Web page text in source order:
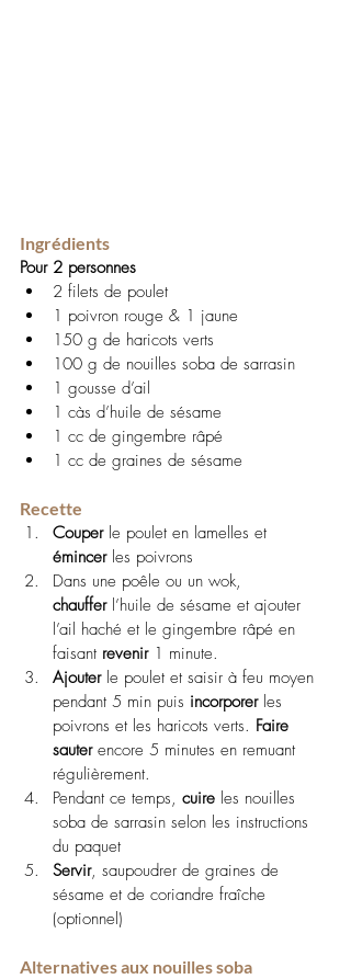
Ingrédients
Pour 2 personnes
2 filets de poulet
1 poivron rouge & 1 jaune
150 g de haricots verts
100 g de nouilles soba de sarrasin
1 gousse d’ail
1 càs d’huile de sésame
1 cc de gingembre râpé
1 cc de graines de sésame
Recette
Couper le poulet en lamelles et
émincer les poivrons
Dans une poêle ou un wok,
chauffer l’huile de sésame et ajouter
l’ail haché et le gingembre râpé en
faisant revenir 1 minute.
Ajouter le poulet et saisir à feu moyen
pendant 5 min puis incorporer les
poivrons et les haricots verts. Faire
sauter encore 5 minutes en remuant
régulièrement.
Pendant ce temps, cuire les nouilles
soba de sarrasin selon les instructions
du paquet
Servir, saupoudrer de graines de
sésame et de coriandre fraîche
(optionnel)
Alternatives aux nouilles soba